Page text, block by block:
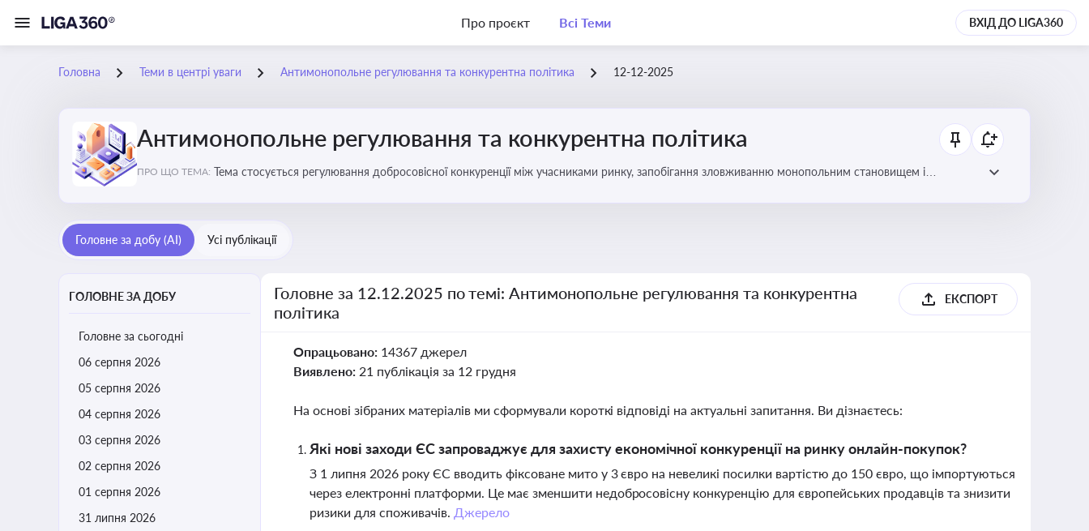
Про проєкт Всі Теми ВХІД ДО LIGA360
Головна Теми в центрі уваги Антимонопольне регулювання та конкурентна політика 12-12-2025
Антимонопольне регулювання та конкурентна політика
ПРО ЩО ТЕМА: Тема стосується регулювання добросовісної конкуренції між учасниками ринку, запобігання зловживанню монопольним становищем і
Головне за добу (AI) Усі публікації
ГОЛОВНЕ ЗА ДОБУ
Головне за сьогодні
06 серпня 2026
05 серпня 2026
04 серпня 2026
03 серпня 2026
02 серпня 2026
01 серпня 2026
31 липня 2026
Головне за 12.12.2025 по темі: Антимонопольне регулювання та конкурентна
політика
ЕКСПОРТ
Опрацьовано: 14367 джерел
Виявлено: 21 публікація за 12 грудня
На основі зібраних матеріалів ми сформували короткі відповіді на актуальні запитання. Ви дізнаєтесь:
Які нові заходи ЄС запроваджує для захисту економічної конкуренції на ринку онлайн-покупок?
З 1 липня 2026 року ЄС вводить фіксоване мито у 3 євро на невеликі посилки вартістю до 150 євро, що імпортуються
через електронні платформи. Це має зменшити недобросовісну конкуренцію для європейських продавців та знизити
ризики для споживачів. Джерело